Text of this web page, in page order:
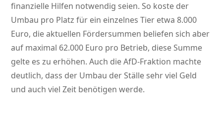
finanzielle Hilfen notwendig seien. So koste der
Umbau pro Platz für ein einzelnes Tier etwa 8.000
Euro, die aktuellen Fördersummen beliefen sich aber
auf maximal 62.000 Euro pro Betrieb, diese Summe
gelte es zu erhöhen. Auch die AfD-Fraktion machte
deutlich, dass der Umbau der Ställe sehr viel Geld
und auch viel Zeit benötigen werde.